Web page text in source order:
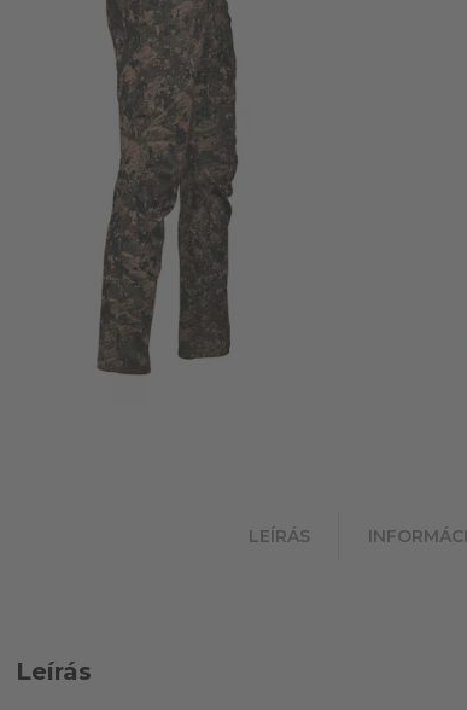
LEÍRÁS
Leírás